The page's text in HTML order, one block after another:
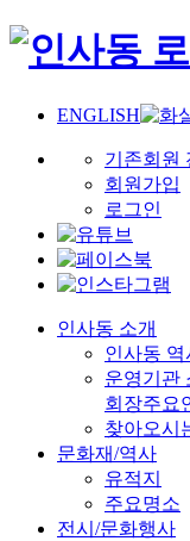
ENGLISH
기존회원
회원가입
로그인
인사동 소개
인사동 역
운영기관
회장주요
찾아오시
문화재/역사
유적지
주요명소
전시/문화행사